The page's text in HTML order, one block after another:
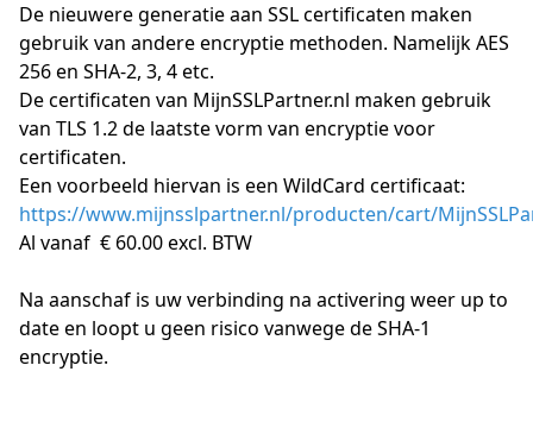
De nieuwere generatie aan SSL certificaten maken
gebruik van andere encryptie methoden. Namelijk AES
256 en SHA-2, 3, 4 etc.
De certificaten van MijnSSLPartner.nl maken gebruik
van TLS 1.2 de laatste vorm van encryptie voor
certificaten.
Een voorbeeld hiervan is een WildCard certificaat:
https://www.mijnsslpartner.nl/producten/cart/
Al vanaf € 60.00 excl. BTW
Na aanschaf is uw verbinding na activering weer up to
date en loopt u geen risico vanwege de SHA-1
encryptie.